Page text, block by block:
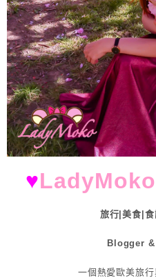
♥
旅行|美食|
Blogger
一個熱愛歐美旅